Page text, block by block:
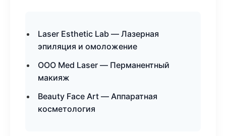
Laser Esthetic Lab — Лазерная
эпиляция и омоложение
ООО Med Laser — Перманентный
макияж
Beauty Face Art — Аппаратная
косметология